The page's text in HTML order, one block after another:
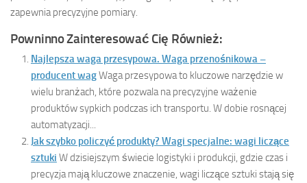
zapewnia precyzyjne pomiary.
Powninno Zainteresować Cię Również:
Najlepsza waga przesypowa. Waga przenośnikowa –
producent wagWaga przesypowa to kluczowe narzędzie w
wielu branżach, które pozwala na precyzyjne ważenie
produktów sypkich podczas ich transportu. W dobie rosnącej
automatyzacji...
Jak szybko policzyć produkty? Wagi specjalne: wagi liczące
sztuki W dzisiejszym świecie logistyki i produkcji, gdzie czas i
precyzja mają kluczowe znaczenie, wagi liczące sztuki stają się